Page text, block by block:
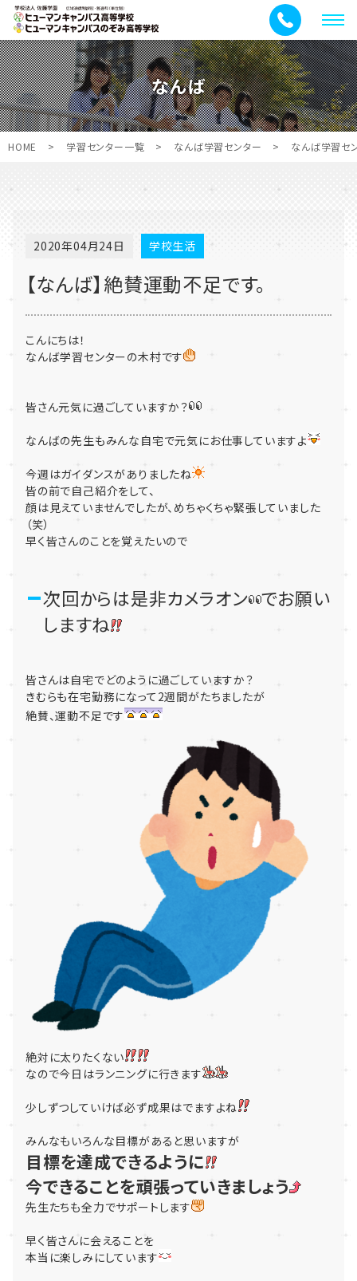
メ
ニ
ュ
ー
なんば
HOME > 学習センター一覧 > なんば学習センター > なんば学習セ
2020年04月24日 学校生活
【なんば】絶賛運動不足です。
こんにちは！
なんば学習センターの木村です
皆さん元気に過ごしていますか？
なんばの先生もみんな自宅で元気にお仕事していますよ
今週はガイダンスがありましたね
皆の前で自己紹介をして、
顔は見えていませんでしたが、めちゃくちゃ緊張していました
（笑）
早く皆さんのことを覚えたいので
次回からは是非カメラオン でお願い
しますね
皆さんは自宅でどのように過ごしていますか？
きむらも在宅勤務になって2週間がたちましたが
絶賛、運動不足です
絶対に太りたくない
なので今日はランニングに行きます
少しずつしていけば必ず成果はでますよね
みんなもいろんな目標があると思いますが
目標を達成できるように
今できることを頑張っていきましょう
先生たちも全力でサポートします
早く皆さんに会えることを
本当に楽しみにしています